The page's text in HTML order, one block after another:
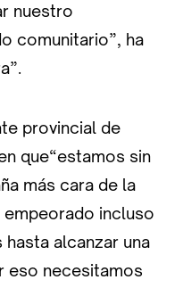
nuestro
comunitario”, ha
provincial de
que“estamos sin
más cara de la
incluso
alcanzar una
eso necesitamos